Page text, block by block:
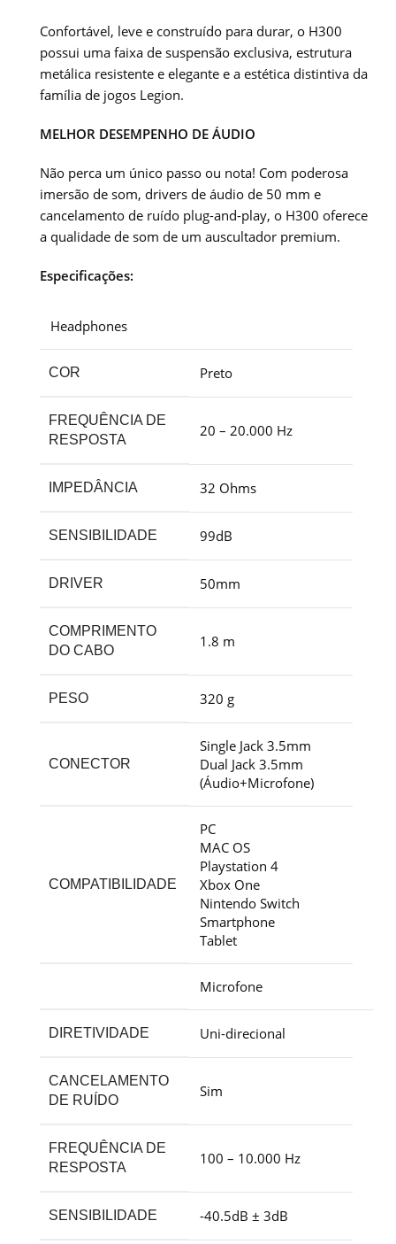
Confortável, leve e construído para durar, o H300
possui uma faixa de suspensão exclusiva, estrutura
metálica resistente e elegante e a estética distintiva da
família de jogos Legion.
MELHOR DESEMPENHO DE ÁUDIO
Não perca um único passo ou nota! Com poderosa
imersão de som, drivers de áudio de 50 mm e
cancelamento de ruído plug-and-play, o H300 oferece
a qualidade de som de um auscultador premium.
Especificações:
Headphones
COR Preto
FREQUÊNCIA DE
RESPOSTA
20 – 20.000 Hz
IMPEDÂNCIA 32 Ohms
SENSIBILIDADE 99dB
DRIVER 50mm
COMPRIMENTO
DO CABO
1.8 m
PESO 320 g
CONECTOR
Single Jack 3.5mm
Dual Jack 3.5mm
(Áudio+Microfone)
COMPATIBILIDADE
PC
MAC OS
Playstation 4
Xbox One
Nintendo Switch
Smartphone
Tablet
Microfone
DIRETIVIDADE Uni-direcional
CANCELAMENTO
DE RUÍDO
Sim
FREQUÊNCIA DE
RESPOSTA
100 – 10.000 Hz
SENSIBILIDADE -40.5dB ± 3dB